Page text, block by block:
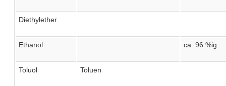
Diethylether
Ethanol ca. 96 %ig
Toluol Toluen